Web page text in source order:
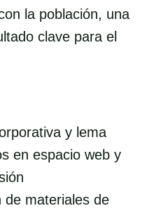
la población, una
clave para el
y lema
en espacio web y
de materiales de